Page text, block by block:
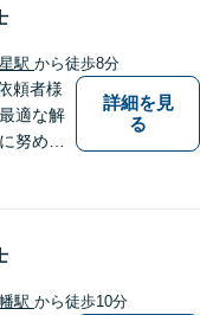
駅 から徒歩8分
頼者様
適な解
努めて
詳細を見
る
駅 から徒歩10分